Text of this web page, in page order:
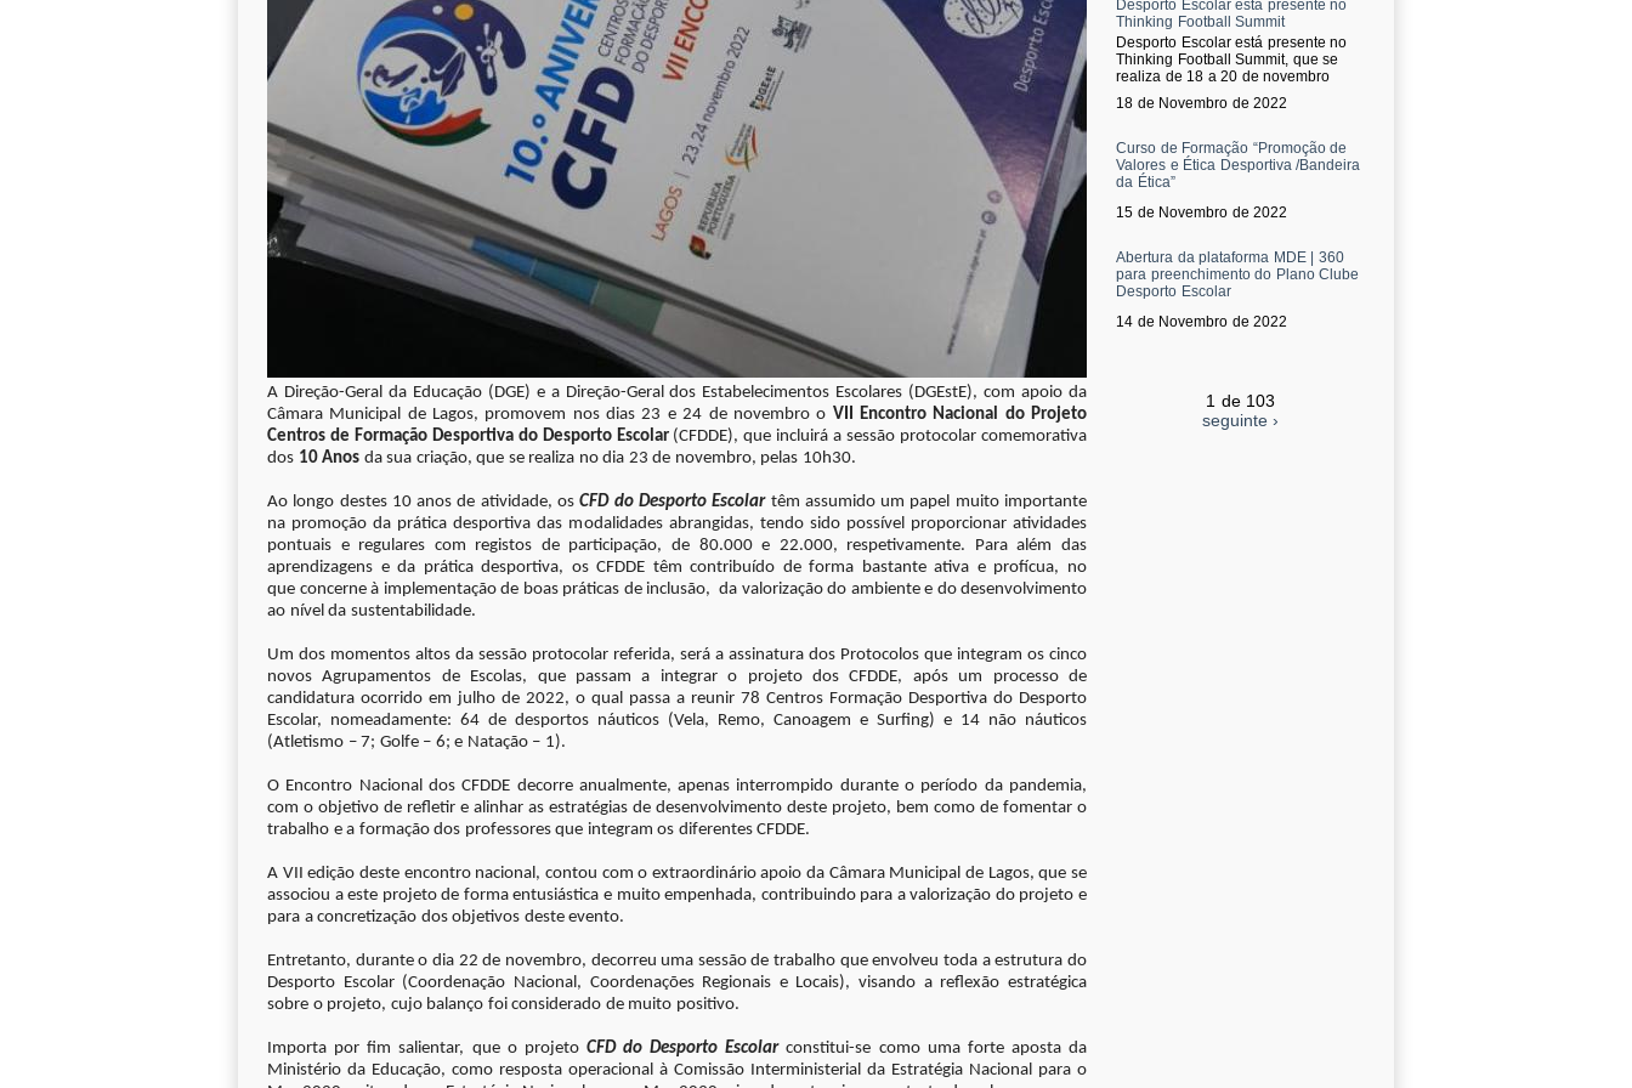
A Direção-Geral da Educação (DGE) e a Direção-Geral dos Estabelecimentos Escolares (DGEstE), com apoio da
Câmara Municipal de Lagos, promovem nos dias 23 e 24 de novembro o VII Encontro Nacional do Projeto
Centros de Formação Desportiva do Desporto Escolar (CFDDE), que incluirá a sessão protocolar comemorativa
dos 10 Anos da sua criação, que se realiza no dia 23 de novembro, pelas 10h30.
Ao longo destes 10 anos de atividade, os CFD do Desporto Escolartêm assumidoum papel muito importante
na promoção da prática desportiva das modalidades abrangidas, tendo sido possível proporcionar atividades
pontuais e regulares com registos de participação, de 80.000 e 22.000, respetivamente. Para além das
aprendizagens e da prática desportiva, os CFDDE têm contribuído de forma bastante ativa e profícua, no
que concerne à implementação de boas práticas de inclusão, da valorização do ambiente e do desenvolvimento
ao nível da sustentabilidade.
Um dos momentos altos da sessão protocolar referida, será a assinatura dos Protocolos que integram os cinco
novos Agrupamentos de Escolas, que passam a integrar o projeto dos CFDDE, após um processo de
candidatura ocorrido em julho de 2022, o qual passa a reunir 78 Centros Formação Desportiva do Desporto
Escolar, nomeadamente: 64 de desportos náuticos (Vela, Remo, Canoagem e Surfing) e 14 não náuticos
(Atletismo – 7; Golfe – 6; e Natação – 1).
O Encontro Nacional dos CFDDE decorre anualmente, apenas interrompido durante o período da pandemia,
com o objetivo de refletir e alinhar as estratégias de desenvolvimento deste projeto, bem como de fomentar o
trabalho e a formação dos professores que integram os diferentes CFDDE.
A VII edição deste encontro nacional, contou com o extraordinário apoio da Câmara Municipal de Lagos, que se
associou a este projeto de forma entusiástica e muito empenhada, contribuindo para a valorização do projeto e
para a concretização dos objetivos deste evento.
Entretanto, durante o dia 22 de novembro, decorreu uma sessão de trabalho que envolveu toda a estrutura do
Desporto Escolar (Coordenação Nacional, Coordenações Regionais e Locais), visando a reflexão estratégica
sobre o projeto, cujo balanço foi considerado de muito positivo.
Importa por fim salientar, que o projeto CFD do Desporto Escolarconstitui-se como uma forte aposta da
Ministério da Educação, como resposta operacional à Comissão Interministerial da Estratégia Nacional para o
Desporto Escolar está presente no
Thinking Football Summit
Desporto Escolar está presente no
Thinking Football Summit, que se
realiza de 18 a 20 de novembro
18 de Novembro de 2022
Curso de Formação “Promoção de
Valores e Ética Desportiva /Bandeira
da Ética”
15 de Novembro de 2022
Abertura da plataforma MDE | 360
para preenchimento do Plano Clube
Desporto Escolar
14 de Novembro de 2022
1 de 103
seguinte ›